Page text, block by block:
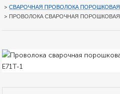
>СВАРОЧНАЯ ПРОВОЛОКА ПОРОШКОВАЯ
> ПРОВОЛОКА СВАРОЧНАЯ ПОРОШКОВАЯ